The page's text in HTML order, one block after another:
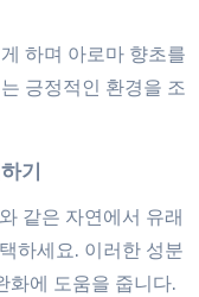
하며 아로마 향초를
긍정적인 환경을 조
기
같은 자연에서 유래
하세요. 이러한 성분
화에 도움을 줍니다.